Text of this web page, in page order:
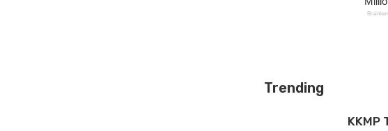
Trending
KKMP